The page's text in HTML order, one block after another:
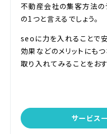
不動産会社の集客方法
の1つと言えるでしょう。
seoに力を入れることで
効果などのメリットにも
取り入れてみることをお
サービス